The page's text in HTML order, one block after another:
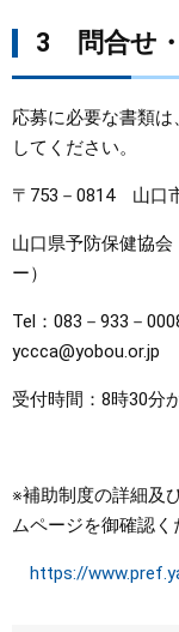
3 問合せ
応募に必要な書類
してください。
〒753－0814 山口
山口県予防保健協
ー）
Tel：083－933－
yccca@yobou.or.jp
受付時間：8時30分
※補助制度の詳細及
ムページを御確認く
https://